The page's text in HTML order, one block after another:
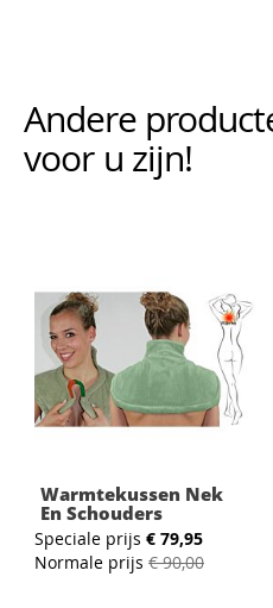
Andere
voor u zijn!
Warmtekussen Nek
En Schouders
Speciale prijs € 79,95
Normale prijs € 90,00